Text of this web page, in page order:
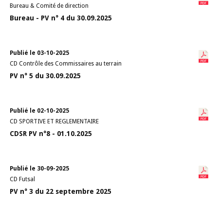
Bureau & Comité de direction
Bureau - PV n° 4 du 30.09.2025
Publié le 03-10-2025
CD Contrôle des Commissaires au terrain
PV n° 5 du 30.09.2025
Publié le 02-10-2025
CD SPORTIVE ET REGLEMENTAIRE
CDSR PV n°8 - 01.10.2025
Publié le 30-09-2025
CD Futsal
PV n° 3 du 22 septembre 2025